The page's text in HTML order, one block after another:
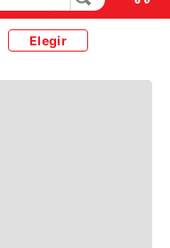
Elegir